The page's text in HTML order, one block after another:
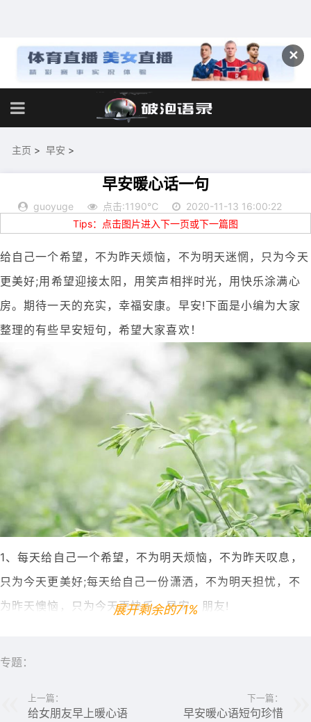
✕
主页 > 早安 >
早安暖心话一句
guoyuge 点击:1190℃
2020-11-13 16:00:22
Tips：点击图片进入下一页或下一篇图
给自己一个希望，不为昨天烦恼，不为明天迷惘，只为今天
更美好;用希望迎接太阳，用笑声相拌时光，用快乐涂满心
房。期待一天的充实，幸福安康。早安!下面是小编为大家
整理的有些早安短句，希望大家喜欢！
1、每天给自己一个希望，不为明天烦恼，不为昨天叹息，
只为今天更美好;每天给自己一份潇洒，不为明天担忧，不
为昨天懊恼，只为今天更快乐，早安，朋友!
功莫强求，努力就对了;简单日子好好过，漫漫人生心静了
3、熬夜，是因为没有勇气结束这一天;赖床，是因为没有勇
展开剩余的71%
专题：
上一篇：
给女朋友早上暖心语
下一篇：
早安暖心语短句珍惜